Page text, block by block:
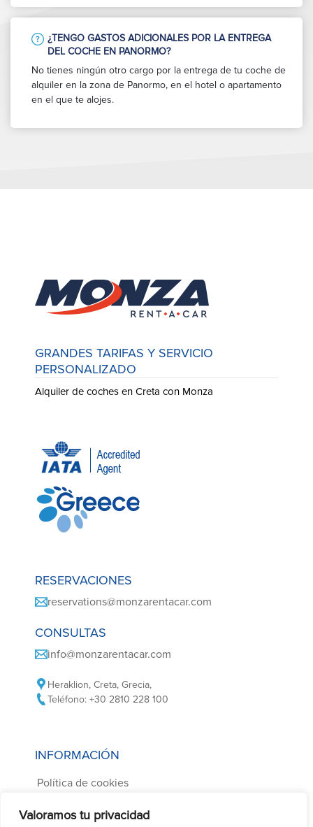
Valoramos tu privacidad
¿TENGO GASTOS ADICIONALES POR LA ENTREGA
DEL COCHE EN PANORMO?
No tienes ningún otro cargo por la entrega de tu coche de
alquiler en la zona de Panormo, en el hotel o apartamento
en el que te alojes.
GRANDES TARIFAS Y SERVICIO
PERSONALIZADO
Alquiler de coches en Creta con Monza
RESERVACIONES
reservations@monzarentacar.com
CONSULTAS
info@monzarentacar.com
Heraklion, Creta, Grecia,
Teléfono: +30 2810 228 100
INFORMACIÓN
Política de cookies